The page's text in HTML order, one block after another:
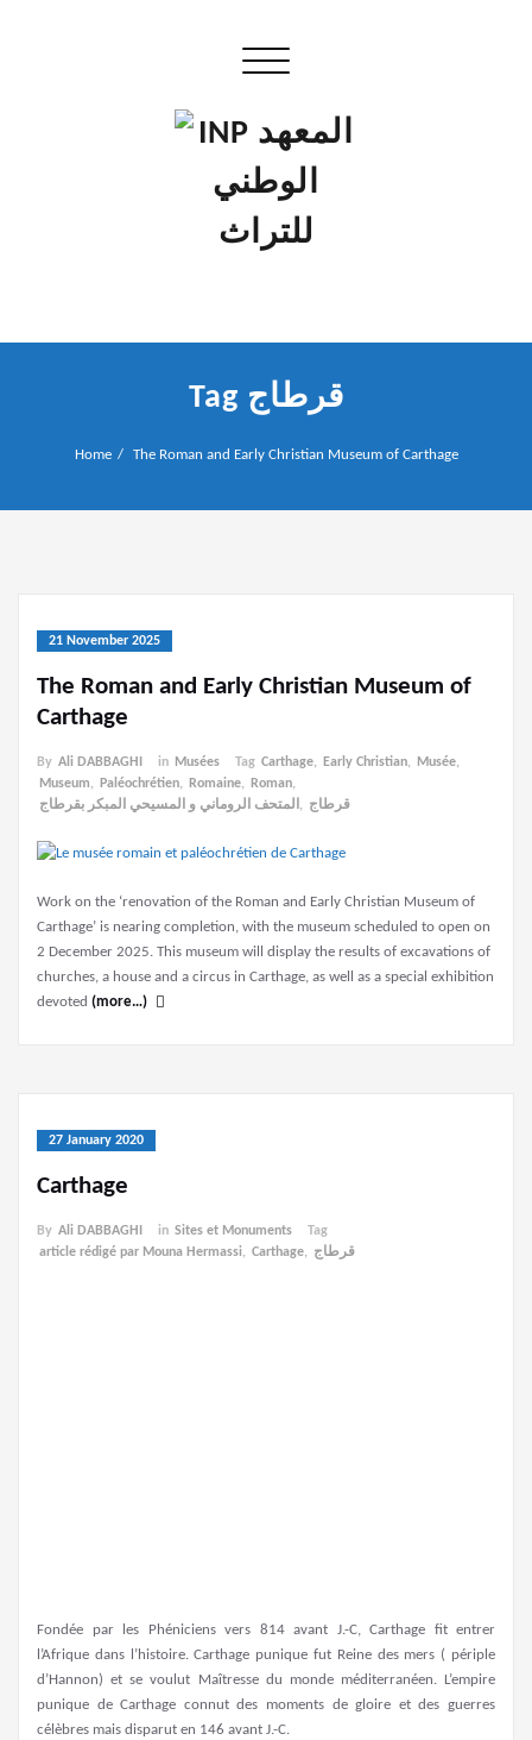
Toggle navigation
INP المعهد الوطني للتراث
Tag قرطاج
Home The Roman and Early Christian Museum of Carthage
21 November 2025
The Roman and Early Christian Museum of
Carthage
By Ali DABBAGHI in Musées Tag Carthage, Early Christian, Musée,
Museum, Paléochrétien, Romaine, Roman,
المتحف الروماني و المسيحي المبكر بقرطاج , قرطاج
Work on the ‘renovation of the Roman and Early Christian Museum of
Carthage’ is nearing completion, with the museum scheduled to open on
2 December 2025. This museum will display the results of excavations of
churches, a house and a circus in Carthage, as well as a special exhibition
devoted (more…)
27 January 2020
Carthage
By Ali DABBAGHI in Sites et Monuments
Tag
article rédigé par Mouna Hermassi, Carthage, قرطاج
Fondée par les Phéniciens vers 814 avant J.-C, Carthage fit entrer
l’Afrique dans l’histoire. Carthage punique fut Reine des mers ( périple
d’Hannon) et se voulut Maîtresse du monde méditerranéen. L’empire
punique de Carthage connut des moments de gloire et des guerres
célèbres mais disparut en 146 avant J.-C.